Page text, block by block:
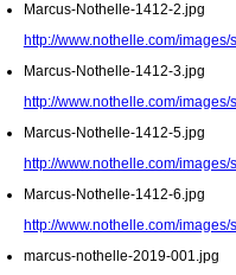
Marcus-Nothelle-1412-2.jpg
http://www.nothelle.com/
Marcus-Nothelle-1412-3.jpg
http://www.nothelle.com/
Marcus-Nothelle-1412-5.jpg
http://www.nothelle.com/
Marcus-Nothelle-1412-6.jpg
http://www.nothelle.com/
marcus-nothelle-2019-001.jpg